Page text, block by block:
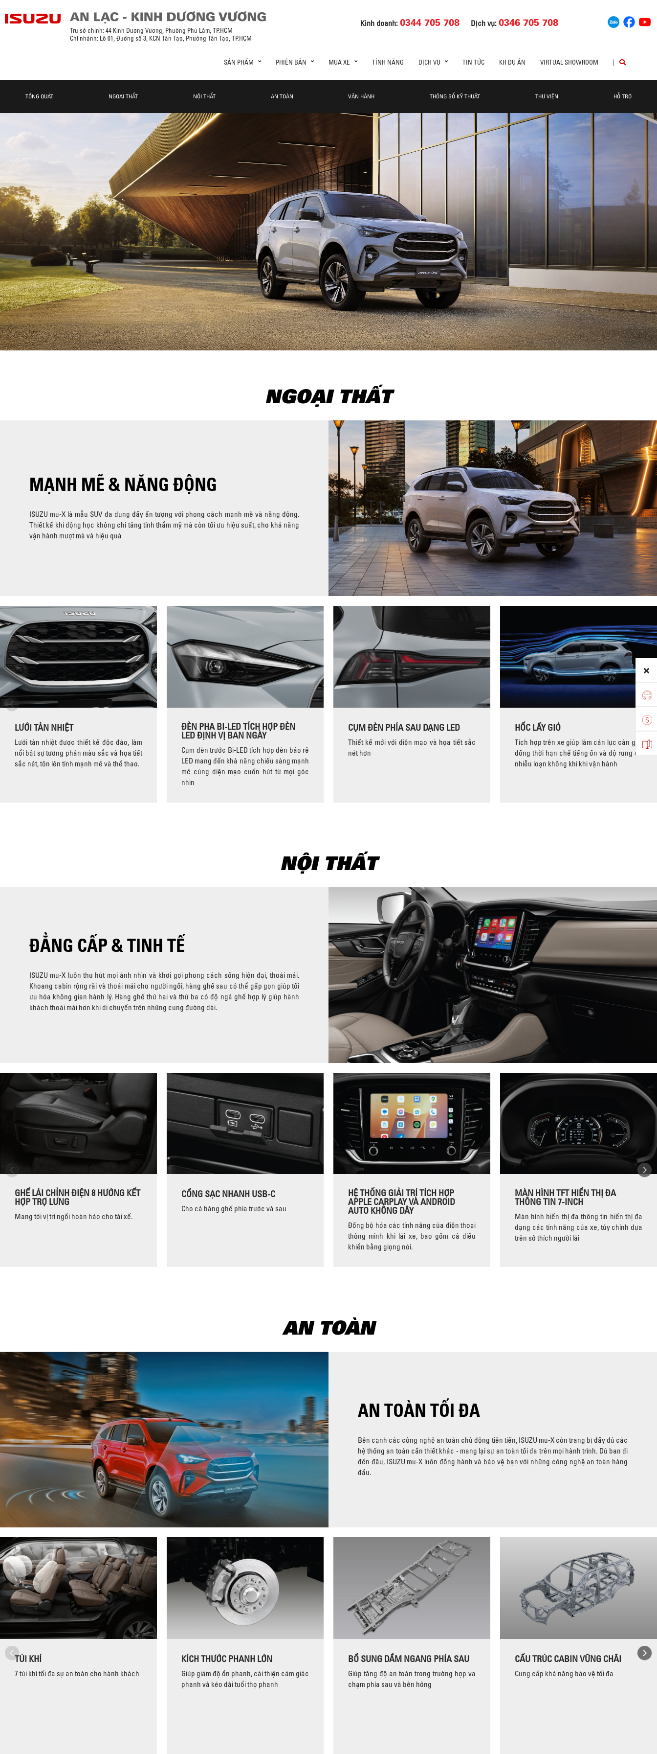
Kinh doanh:0344 705 708 Dịch vụ:0346 705 708
Trụ sở chính: 44 Kinh Dương Vương, Phường Phú Lâm, TP.HCM
Chi nhánh: Lô 01, Đường số 3, KCN Tân Tạo, Phường Tân Tạo, TP.HCM
SẢN PHẨM PHIÊN BẢN MUA XE TÍNH NĂNG DỊCH VỤ TIN TỨC KH DỰ ÁN VIRTUAL SHOWROOM |
TỔNG QUÁT NGOẠI THẤT NỘI THẤT AN TOÀN VẬN HÀNH THÔNG SỐ KỸ THUẬT THƯ VIỆN HỖ TRỢ
NGOẠI THẤT
MẠNH MẼ & NĂNG ĐỘNG
ISUZU mu-X là mẫu SUV đa dụng đầy ấn tượng với phong cách mạnh mẽ và năng động.
Thiết kế khí động học không chỉ tăng tính thẩm mỹ mà còn tối ưu hiệu suất, cho khả năng
vận hành mượt mà và hiệu quả
LƯỚI TẢN NHIỆT
Lưới tản nhiệt được thiết kế độc đáo, làm
nổi bật sự tương phản màu sắc và họa tiết
sắc nét, tôn lên tính mạnh mẽ và thể thao.
ĐÈN PHA BI-LED TÍCH HỢP ĐÈN
LED ĐỊNH VỊ BAN NGÀY
Cụm đèn trước Bi-LED tích hợp đèn báo rẽ
LED mang đến khả năng chiếu sáng mạnh
mẽ cùng diện mạo cuốn hút từ mọi góc
nhìn
CỤM ĐÈN PHÍA SAU DẠNG LED
Thiết kế mới với diện mạo và họa tiết sắc
nét hơn
HỐC LẤY GIÓ
Tích hợp trên xe giúp làm cản lực cản gió,
đồng thời hạn chế tiếng ồn và độ rung do
nhiễu loạn không khí khi vận hành
NỘI THẤT
ĐẲNG CẤP & TINH TẾ
ISUZU mu-X luôn thu hút mọi ánh nhìn và khơi gợi phong cách sống hiện đại, thoái mái.
Khoang cabin rộng rãi và thoải mái cho người ngồi, hàng ghế sau có thể gấp gọn giúp tối
ưu hóa không gian hành lý. Hàng ghế thứ hai và thứ ba có độ ngả ghế hợp lý giúp hành
khách thoải mái hơn khi di chuyển trên những cung đường dài.
GHẾ LÁI CHỈNH ĐIỆN 8 HƯỚNG KẾT
HỢP TRỢ LƯNG
Mang tới vị trí ngồi hoàn hảo cho tài xế.
CỔNG SẠC NHANH USB-C
Cho cả hàng ghế phía trước và sau
HỆ THỐNG GIẢI TRÍ TÍCH HỢP
APPLE CARPLAY VÀ ANDROID
AUTO KHÔNG DÂY
Đồng bộ hóa các tính năng của điện thoại
thông minh khi lái xe, bao gồm cả điều
khiển bằng giọng nói.
MÀN HÌNH TFT HIỂN THỊ ĐA
THÔNG TIN 7-INCH
Màn hình hiển thị đa thông tin hiển thị đa
dạng các tính năng của xe, tùy chỉnh dựa
trên sở thích người lái
AN TOÀN
AN TOÀN TỐI ĐA
Bên cạnh các công nghệ an toàn chủ động tiên tiến, ISUZU mu-X còn trang bị đầy đủ các
hệ thống an toàn cần thiết khác - mang lại sự an toàn tối đa trên mọi hành trình. Dù ban đi
đến đâu, ISUZU mu-X luôn đồng hành và bảo vệ bạn với những công nghệ an toàn hàng
đầu.
TÚI KHÍ
7 túi khí tối đa sự an toàn cho hành khách
KÍCH THƯỚC PHANH LỚN
Giúp giảm độ ồn phanh, cải thiện cảm giác
phanh và kéo dài tuổi thọ phanh
BỔ SUNG DẦM NGANG PHÍA SAU
Giúp tăng độ an toàn trong trường hợp va
chạm phía sau và bên hông
CẤU TRÚC CABIN VỮNG CHÃI
Cung cấp khả năng bảo vệ tối đa